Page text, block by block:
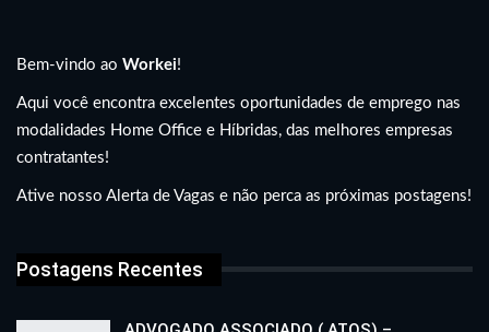
Bem-vindo ao Workei!
Aqui você encontra excelentes oportunidades de emprego nas
modalidades Home Office e Híbridas, das melhores empresas
contratantes!
Ative nosso Alerta de Vagas e não perca as próximas postagens!
Postagens Recentes